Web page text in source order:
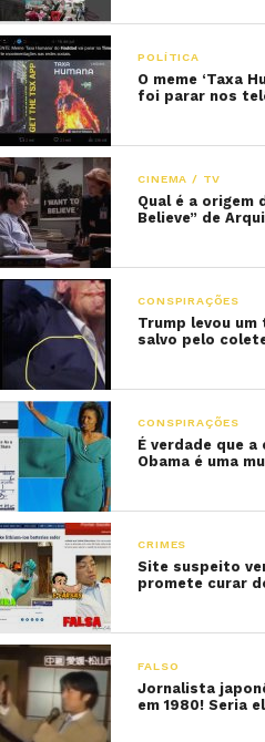
POLÍTICA
O meme ‘Taxa
foi parar nos
CINEMA / TV
Qual é a origem
Believe” de
CONSPIRAÇÕES
Trump levou
salvo pelo
CONSPIRAÇÕES
É verdade que
Obama é uma
CRIMES
Site suspeito
promete curar
FALSO
Jornalista
em 1980! Seria